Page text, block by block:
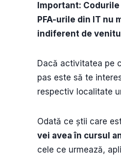
Important:
PFA-urile din IT nu
indiferent de
Dacă activitatea pe
pas este să te
respectiv localitate
Odată ce știi care
vei avea în cursul
cele ce urmează,